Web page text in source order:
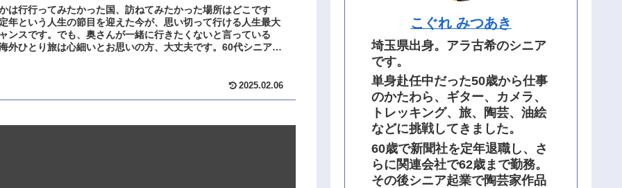
は行行ってみたかった国、訪ねてみたかった場所はどこです
年という人生の節目を迎えた今が、思い切って行ける人生最大
ンスです。でも、奥さんが一緒に行きたくないと言っている
外ひとり旅は心細いとお思いの方、大丈夫です。60代シニア男
2025.02.06
こぐれ みつあき
埼玉県出身。アラ古希のシニア
です。
単身赴任中だった50歳から仕事
のかたわら、ギター、カメラ、
トレッキング、旅、陶芸、油絵
などに挑戦してきました。
60歳で新聞社を定年退職し、さ
らに関連会社で62歳まで勤務。
その後シニア起業で陶芸家作品